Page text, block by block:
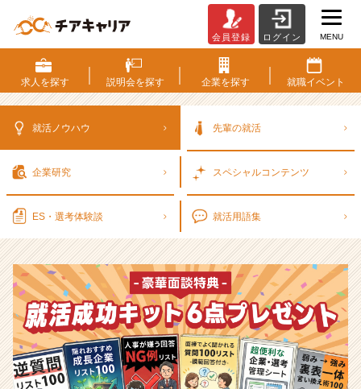
考
対
策・
ウ
ベ
ン
チ
ャ
ー・
成
長
企
会員登録 ログイン MENU
求人を探す 説明会を探す 企業を探す 就職イベント
就活ノウハウ 先輩の就活
企業研究 スペシャルコンテンツ
ES・選考体験談 就活用語集